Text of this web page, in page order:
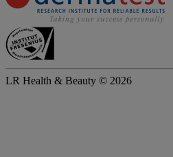
LR Health & Beauty © 2026